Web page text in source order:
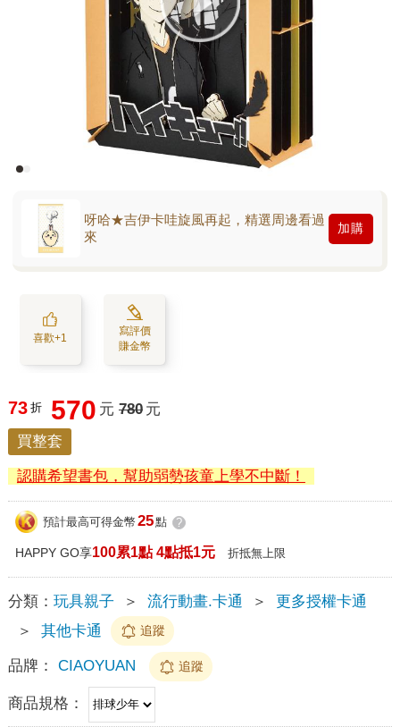
呀哈★吉伊卡哇旋風再起，精選周邊看過
來
加購
喜歡+1
寫評價
賺金幣
73 折 570 元 780 元
買整套
認購希望書包，幫助弱勢孩童上學不中斷！
預計最高可得金幣 25點 ?
HAPPY GO享100累1點 4點抵1元 折抵無上限
分類： 玩具親子 ＞ 流行動畫.卡通 ＞
更多授權卡通
＞
其他卡通 追蹤
品牌： CIAOYUAN 追蹤
商品規格：